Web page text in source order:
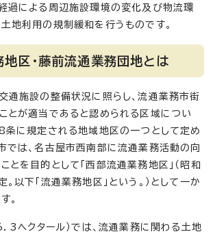
過による周辺施設環境の変化及び物流環
地利用の規制緩和を行うものです。
区・藤前流通業務団地とは
通施設の整備状況に照らし、流通業務市街
とが適当であると認められる区域につい
条に規定される地域地区の一つとして定め
では、名古屋市西南部に流通業務活動の向
とを目的として「西部流通業務地区」（昭和
以下「流通業務地区」という。）として一か
。
3ヘクタール）では、流通業務に関わる土地